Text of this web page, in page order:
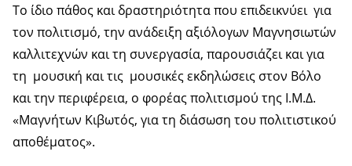
Το ίδιο πάθος και δραστηριότητα που επιδεικνύει για
τον πολιτισμό, την ανάδειξη αξιόλογων Μαγνησιωτών
καλλιτεχνών και τη συνεργασία, παρουσιάζει και για
τη μουσική και τις μουσικές εκδηλώσεις στον Βόλο
και την περιφέρεια, ο φορέας πολιτισμού της Ι.Μ.Δ.
«Μαγνήτων Κιβωτός, για τη διάσωση του πολιτιστικού
αποθέματος».